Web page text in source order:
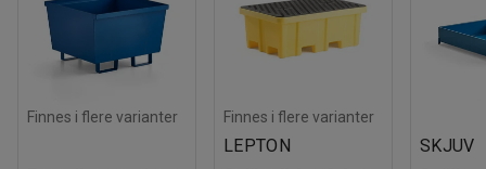
Finnes i flere varianter Finnes i flere varianter
LEPTON
SKJUV